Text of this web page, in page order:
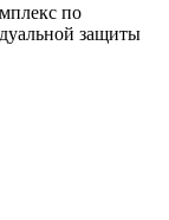
по
защиты